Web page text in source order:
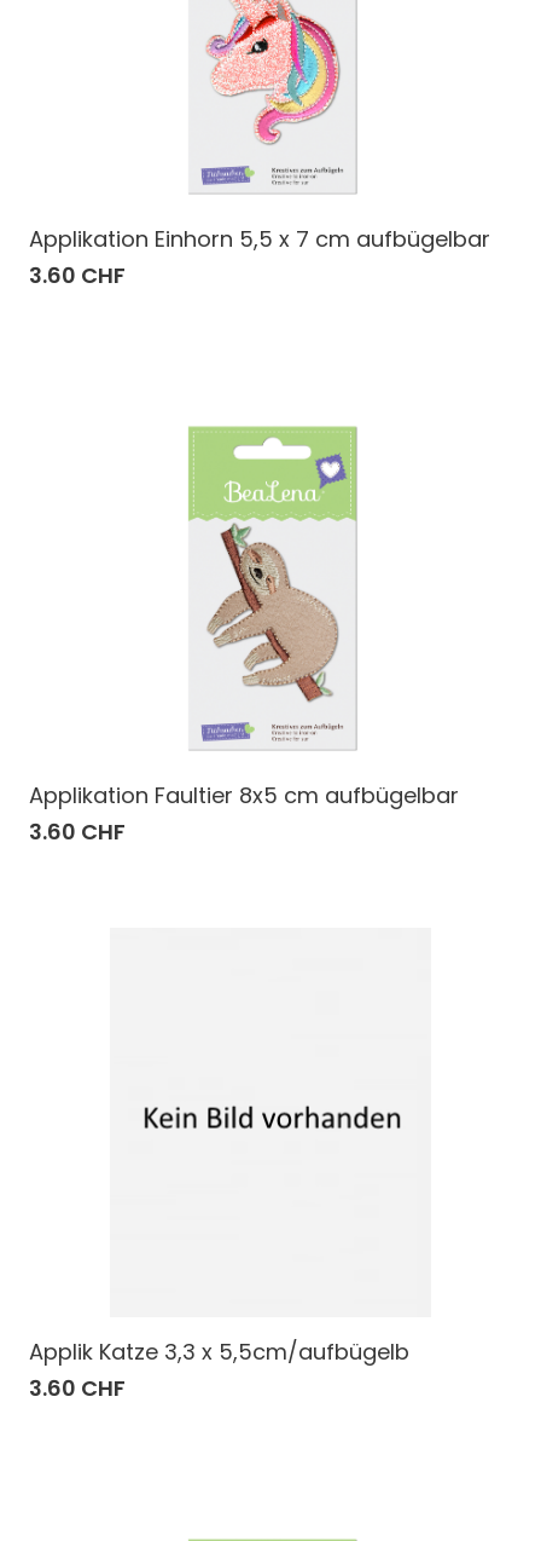
Applikation Einhorn 5,5 x 7 cm aufbügelbar
3.60 CHF
Applikation Faultier 8x5 cm aufbügelbar
3.60 CHF
Applik Katze 3,3 x 5,5cm/aufbügelb
3.60 CHF